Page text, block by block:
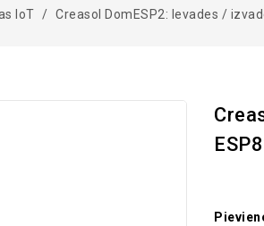
IoT Creasol DomESP2: Ievades /